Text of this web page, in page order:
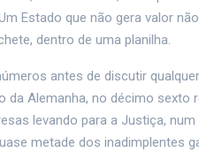
Estado que não gera valor
dentro de uma planilha.
antes de discutir
da Alemanha, no décimo
levando para a Justiça,
metade dos inadimplentes